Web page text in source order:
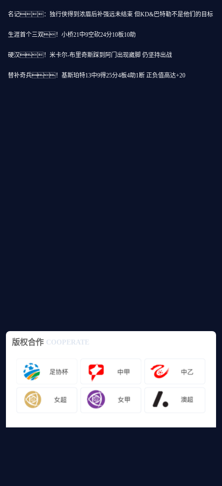
名记：独行侠得到浓眉后补强远未结束 但KD&巴特勒不是他们的目标
生涯首个三双！小桥21中9空砍24分10板10助
硬汉！米卡尔-布里奇斯踩到阿门出现崴脚 仍坚持出战
替补奇兵！基斯珀特13中9得25分4板4助1断 正负值高达+20
版权合作 COOPERATE